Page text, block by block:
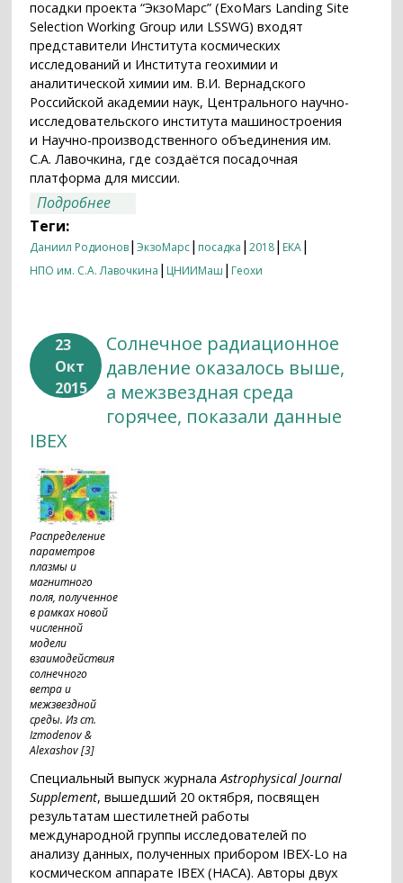
посадки проекта “ЭкзоМарс” (ExoMars Landing Site
Selection Working Group или LSSWG) входят
представители Института космических
исследований и Института геохимии и
аналитической химии им. В.И. Вернадского
Российской академии наук, Центрального научно-
исследовательского института машиностроения
и Научно-производственного объединения им.
С.А. Лавочкина, где создаётся посадочная
платформа для миссии.
Подробнее
Теги:
Даниил Родионов|ЭкзоМарс| посадка |2018| ЕКА|
НПО им. С.А. Лавочкина | ЦНИИМаш | Геохи
23
Окт
2015
Солнечное радиационное
давление оказалось выше,
а межзвездная среда
горячее, показали данные
IBEX
Распределение
параметров
плазмы и
магнитного
поля, полученное
в рамках новой
численной
модели
взаимодействия
солнечного
ветра и
межзвездной
среды. Из ст.
Izmodenov &
Alexashov [3]
Специальный выпуск журналаAstrophysical Journal
Supplement, вышедший 20 октября, посвящен
результатам шестилетней работы
международной группы исследователей по
анализу данных, полученных прибором IBEX-Lo на
космическом аппарате IBEX (НАСА). Авторы двух